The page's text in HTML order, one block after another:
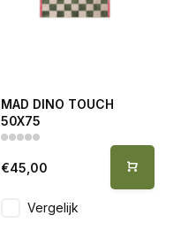
MAD DINO TOUCH
50X75
€45,00
Vergelijk